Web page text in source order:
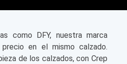
como DFY, nuestra marca
en el mismo calzado.
de los calzados, con Crep